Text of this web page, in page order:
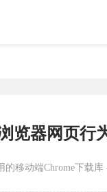
览器网页行
的移动端Chrome下载库